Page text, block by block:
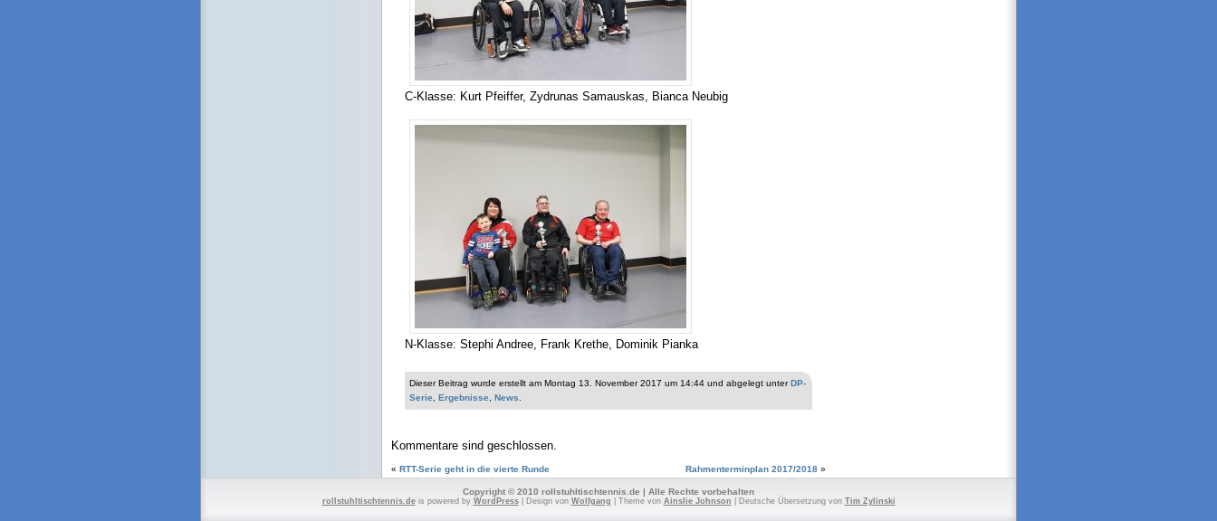
C-Klasse: Kurt Pfeiffer, Zydrunas Samauskas, Bianca Neubig
N-Klasse: Stephi Andree, Frank Krethe, Dominik Pianka
Dieser Beitrag wurde erstellt am Montag 13. November 2017 um 14:44 und abgelegt unterDP-
Serie
Ergebnisse News
Kommentare sind geschlossen.
« RTT-Serie geht in die vierte Runde Rahmenterminplan 2017/2018 »
Copyright © 2010 rollstuhltischtennis.de | Alle Rechte vorbehalten
rollstuhltischtennis.deis powered by WordPress| Design von Wolfgang | Theme von Ainslie Johnson | Deutsche Übersetzung von Tim Zylinski